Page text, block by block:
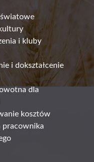
i kluby
i dokształcenie
dla
kosztów
pracownika